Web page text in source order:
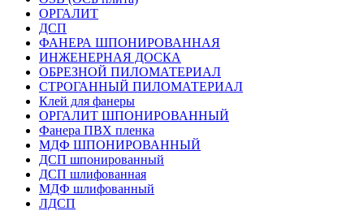
ОРГАЛИТ
ДСП
ФАНЕРА ШПОНИРОВАННАЯ
ИНЖЕНЕРНАЯ ДОСКА
ОБРЕЗНОЙ ПИЛОМАТЕРИАЛ
СТРОГАННЫЙ ПИЛОМАТЕРИАЛ
Клей для фанеры
ОРГАЛИТ ШПОНИРОВАННЫЙ
Фанера ПВХ пленка
МДФ ШПОНИРОВАННЫЙ
ДСП шпонированный
ДСП шлифованная
МДФ шлифованный
ЛДСП